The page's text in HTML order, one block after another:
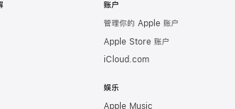
账户
管理你的 Apple 账户
Apple Store 账户
iCloud.com
娱乐
Apple Music